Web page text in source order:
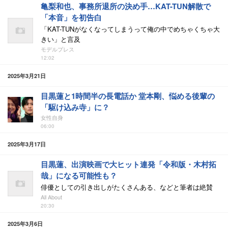
亀梨和也、事務所退所の決め手…KAT-TUN解散で
「本音」を初告白
「KAT-TUNがなくなってしまうって俺の中でめちゃくちゃ大
きい」と言及
モデルプレス
12:02
2025年3月21日
目黒蓮と1時間半の長電話か 堂本剛、悩める後輩の
「駆け込み寺」に？
女性自身
06:00
2025年3月17日
目黒蓮、出演映画で大ヒット連発「令和版・木村拓
哉」になる可能性も？
俳優としての引き出しがたくさんある、などと筆者は絶賛
All About
20:30
2025年3月6日